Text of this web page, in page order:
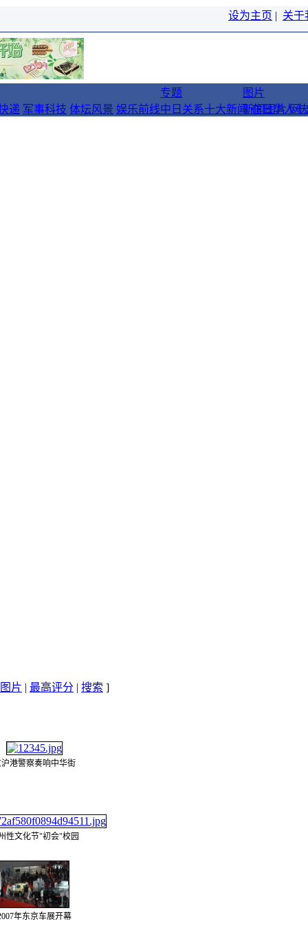
设为主页 | 关于
递 军事科技 体坛风景 娱乐前线
专题
中日关系十大新闻 在日华人
图片
新闻图片 网
片 | 最高评分 | 搜索 ]
港警察奏响中华街
性文化节"初会"校园
年东京车展开幕